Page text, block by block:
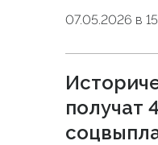
07.05.2026 в
получат